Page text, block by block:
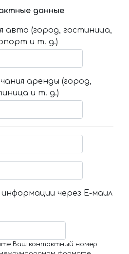
данные
авто (город, гостиница,
и т. д.)
аренды (город,
и т. д.)
через Е-маил
Ваш контактный номер